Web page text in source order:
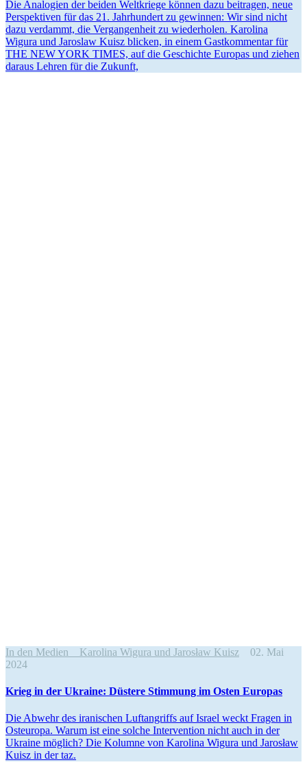
Die Analogien der beiden Weltkriege können dazu beitragen, neue
Perspek­tiven für das 21. Jahrhundert zu gewinnen: Wir sind nicht
dazu verdammt, die Vergan­genheit zu wieder­holen. Karolina
Wigura und Jaroslaw Kuisz blicken, in einem Gastkom­mentar für
THE NEW YORK TIMES, auf die Geschichte Europas und ziehen
daraus Lehren für die Zukunft,
In den Medien Karolina Wigura und Jarosław Kuisz 02. Mai
2024
Krieg in der Ukraine: Düstere Stimmung im Osten Europas
Die Abwehr des irani­schen Luftan­griffs auf Israel weckt Fragen in
Osteuropa. Warum ist eine solche Inter­vention nicht auch in der
Ukraine möglich? Die Kolumne von Karolina Wigura und Jarosław
Kuisz in der taz.